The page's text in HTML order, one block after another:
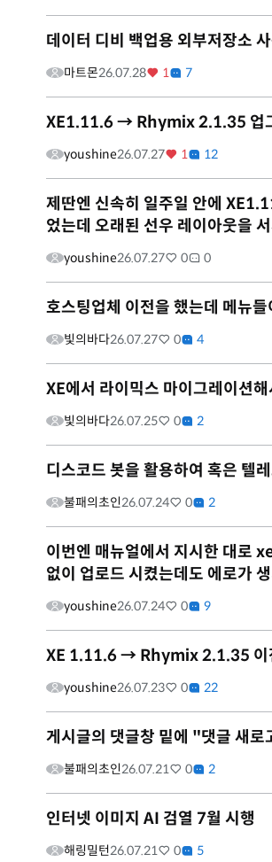
데이터 디비 백업용 외부저장소
마트몬26.07.28 1 7
XE1.11.6 → Rhymix 2.1.35 업그
youshine26.07.27 1 12
제딴엔 신속히 일주일 안에
었는데 오래된 선우 레이아웃을
youshine26.07.27 0 0
호스팅업체 이전을 했는데 메뉴
빛의바다26.07.27 0 4
XE에서 라이믹스 마이그레이션
빛의바다26.07.25 0 2
디스코드 봇을 활용하여 혹은 텔
불패의초인26.07.24 0 2
이번엔 매뉴얼에서 지시한 대로
없이 업로드 시켰는데도 에로가
youshine26.07.24 0 9
XE 1.11.6 → Rhymix 2.1.35 이
youshine26.07.23 0 22
게시글의 댓글창 밑에 "댓글 새
불패의초인26.07.21 0 2
인터넷 이미지 AI 검열 7월 시행
해링밀턴26.07.21 0 5